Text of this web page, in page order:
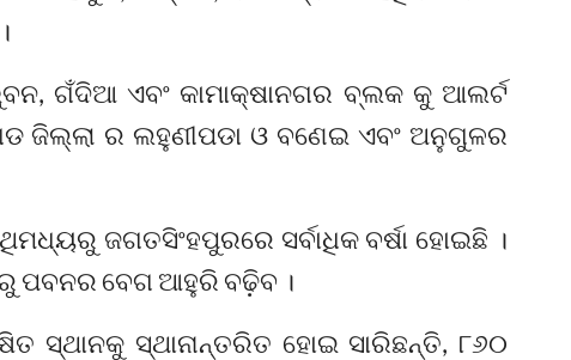
ଗଁଦିଆ ଏବଂ କାମାକ୍ଷାନଗର ବ୍ଲକ କୁ ଆଲର୍ଟ
ଜିଲ୍ଲା ର ଲହୁଣୀପଡା ଓ ବଣେଇ ଏବଂ ଅନୁଗୁଳର
ଜଗତସିଂହପୁରରେ ସର୍ବାଧିକ ବର୍ଷା ହୋଇଛି ।
ପବନର ବେଗ ଆହୁରି ବଢ଼ିବ ।
ସ୍ଥାନକୁ ସ୍ଥାନାନ୍ତରିତ ହୋଇ ସାରିଛନ୍ତି, ୮୬୦